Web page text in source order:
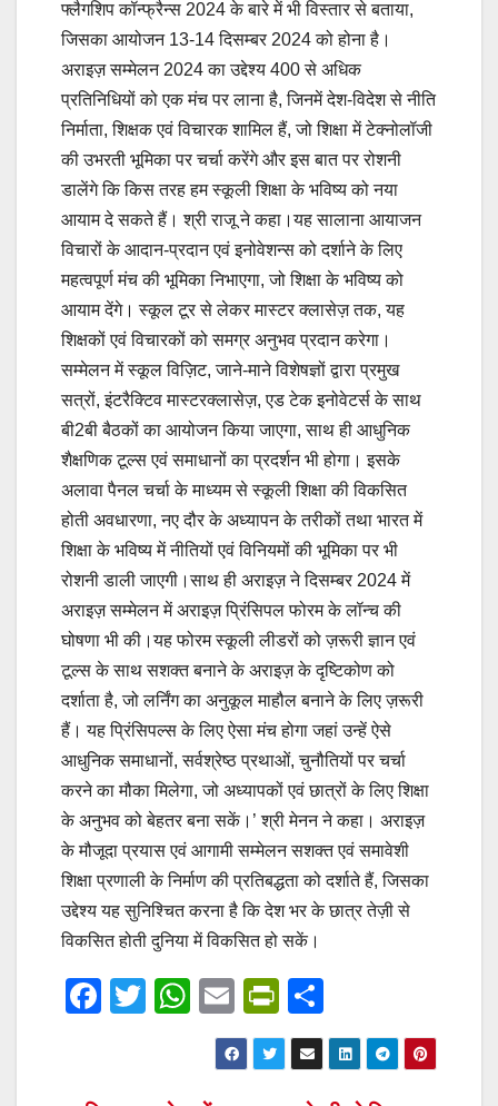
फ्लैगशिप कॉन्फ्रैन्स 2024 के बारे में भी विस्तार से बताया,
जिसका आयोजन 13-14 दिसम्बर 2024 को होना है।
अराइज़ सम्मेलन 2024 का उद्देश्य 400 से अधिक
प्रतिनिधियों को एक मंच पर लाना है, जिनमें देश-विदेश से नीति
निर्माता, शिक्षक एवं विचारक शामिल हैं, जो शिक्षा में टेक्नोलॉजी
की उभरती भूमिका पर चर्चा करेंगे और इस बात पर रोशनी
डालेंगे कि किस तरह हम स्कूली शिक्षा के भविष्य को नया
आयाम दे सकते हैं। श्री राजू ने कहा।यह सालाना आयाजन
विचारों के आदान-प्रदान एवं इनोवेशन्स को दर्शाने के लिए
महत्वपूर्ण मंच की भूमिका निभाएगा, जो शिक्षा के भविष्य को
आयाम देंगे। स्कूल टूर से लेकर मास्टर क्लासेज़ तक, यह
शिक्षकों एवं विचारकों को समग्र अनुभव प्रदान करेगा।
सम्मेलन में स्कूल विज़िट, जाने-माने विशेषज्ञों द्वारा प्रमुख
सत्रों, इंटरैक्टिव मास्टरक्लासेज़, एड टेक इनोवेटर्स के साथ
बी2बी बैठकों का आयोजन किया जाएगा, साथ ही आधुनिक
शैक्षणिक टूल्स एवं समाधानों का प्रदर्शन भी होगा। इसके
अलावा पैनल चर्चा के माध्यम से स्कूली शिक्षा की विकसित
होती अवधारणा, नए दौर के अध्यापन के तरीकों तथा भारत में
शिक्षा के भविष्य में नीतियों एवं विनियमों की भूमिका पर भी
रोशनी डाली जाएगी।साथ ही अराइज़ ने दिसम्बर 2024 में
अराइज़ सम्मेलन में अराइज़ प्रिंसिपल फोरम के लॉन्च की
घोषणा भी की।यह फोरम स्कूली लीडरों को ज़रूरी ज्ञान एवं
टूल्स के साथ सशक्त बनाने के अराइज़ के दृष्टिकोण को
दर्शाता है, जो लर्निंग का अनुकूल माहौल बनाने के लिए ज़रूरी
हैं। यह प्रिंसिपल्स के लिए ऐसा मंच होगा जहां उन्हें ऐसे
आधुनिक समाधानों, सर्वश्रेष्ठ प्रथाओं, चुनौतियों पर चर्चा
करने का मौका मिलेगा, जो अध्यापकों एवं छात्रों के लिए शिक्षा
के अनुभव को बेहतर बना सकें।’ श्री मेनन ने कहा। अराइज़
के मौजूदा प्रयास एवं आगामी सम्मेलन सशक्त एवं समावेशी
शिक्षा प्रणाली के निर्माण की प्रतिबद्धता को दर्शाते हैं, जिसका
उद्देश्य यह सुनिश्चित करना है कि देश भर के छात्र तेज़ी से
विकसित होती दुनिया में विकसित हो सकें।
F
T
W
at
E
m
ail
Pr
in
tF
h
ar